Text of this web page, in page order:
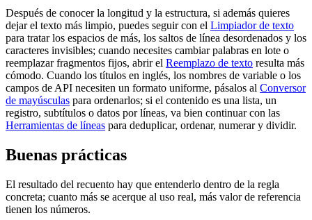
Después de conocer la longitud y la estructura, si además quieres
dejar el texto más limpio, puedes seguir con el Limpiador de texto
para tratar los espacios de más, los saltos de línea desordenados y los
caracteres invisibles; cuando necesites cambiar palabras en lote o
reemplazar fragmentos fijos, abrir el Reemplazo de texto resulta más
cómodo. Cuando los títulos en inglés, los nombres de variable o los
campos de API necesiten un formato uniforme, pásalos al Conversor
de mayúsculas para ordenarlos; si el contenido es una lista, un
registro, subtítulos o datos por líneas, va bien continuar con las
Herramientas de líneas para deduplicar, ordenar, numerar y dividir.
Buenas prácticas
El resultado del recuento hay que entenderlo dentro de la regla
concreta; cuanto más se acerque al uso real, más valor de referencia
tienen los números.